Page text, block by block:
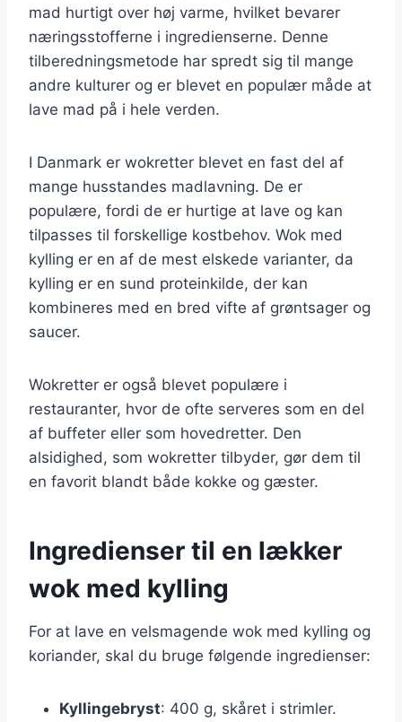
mad hurtigt over høj varme, hvilket bevarer
næringsstofferne i ingredienserne. Denne
tilberedningsmetode har spredt sig til mange
andre kulturer og er blevet en populær måde at
lave mad på i hele verden.
I Danmark er wokretter blevet en fast del af
mange husstandes madlavning. De er
populære, fordi de er hurtige at lave og kan
tilpasses til forskellige kostbehov. Wok med
kylling er en af de mest elskede varianter, da
kylling er en sund proteinkilde, der kan
kombineres med en bred vifte af grøntsager og
saucer.
Wokretter er også blevet populære i
restauranter, hvor de ofte serveres som en del
af buffeter eller som hovedretter. Den
alsidighed, som wokretter tilbyder, gør dem til
en favorit blandt både kokke og gæster.
Ingredienser til en lækker
wok med kylling
For at lave en velsmagende wok med kylling og
koriander, skal du bruge følgende ingredienser:
Kyllingebryst: 400 g, skåret i strimler.